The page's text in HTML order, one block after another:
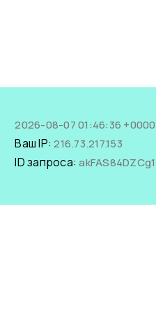
2026-08-07 01:46:36 +0000
Ваш IP:216.73.217.153
ID запроса:akFAS84DZCg1